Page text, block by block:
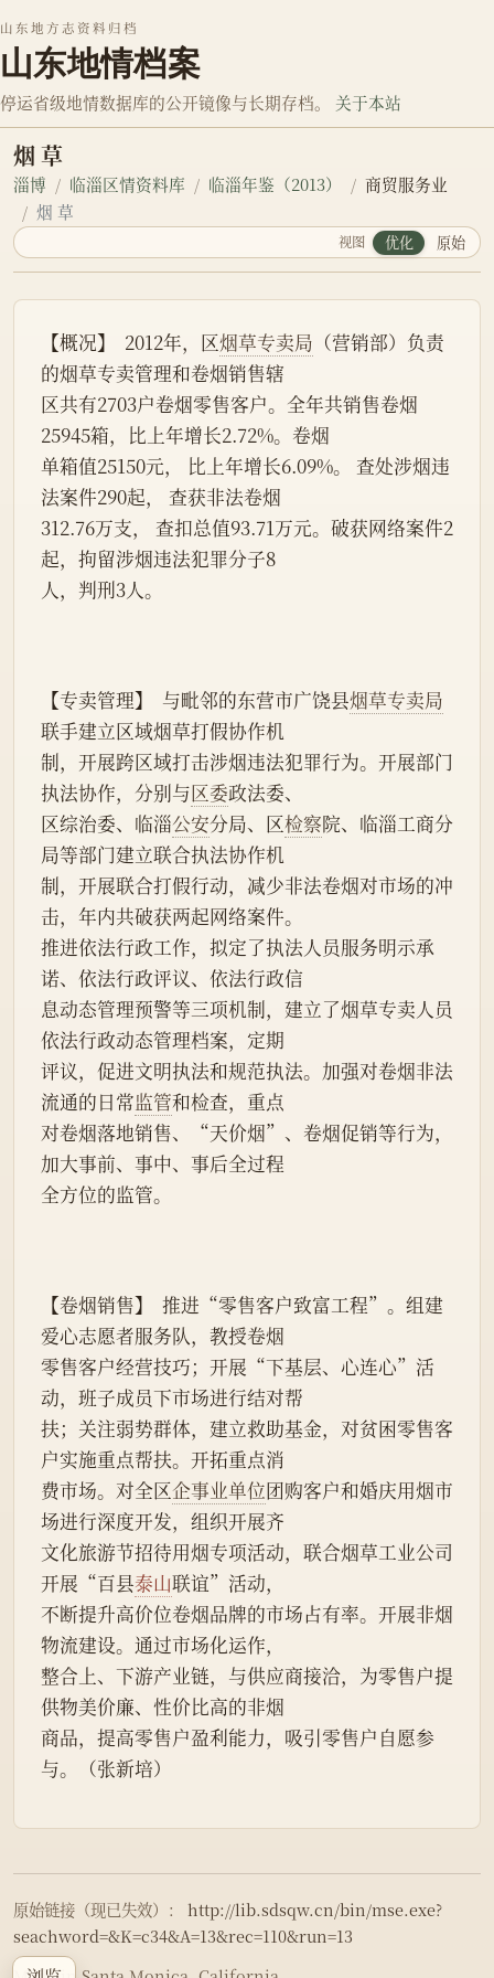
山东地方志资料归档
山东地情档案
停运省级地情数据库的公开镜像与长期存档。 关于本站
烟 草
淄博 临淄区情资料库 临淄年鉴（2013）
商贸服务业
烟 草
视图 优化 原始
【概况】  2012年，区烟草专卖局 （营销部）负责
的烟草专卖管理和卷烟销售辖
区共有2703户卷烟零售客户。全年共销售卷烟
25945箱，比上年增长2.72%。卷烟
单箱值25150元， 比上年增长6.09%。 查处涉烟违
法案件290起， 查获非法卷烟
312.76万支， 查扣总值93.71万元。破获网络案件2
起，拘留涉烟违法犯罪分子8
人，判刑3人。
【专卖管理】  与毗邻的东营市广饶县烟草专卖局
联手建立区域烟草打假协作机
制，开展跨区域打击涉烟违法犯罪行为。开展部门
执法协作，分别与区委政法委、
区综治委、临淄公安分局、区检察院、临淄工商分
局等部门建立联合执法协作机
制，开展联合打假行动，减少非法卷烟对市场的冲
击，年内共破获两起网络案件。
推进依法行政工作，拟定了执法人员服务明示承
诺、依法行政评议、依法行政信
息动态管理预警等三项机制，建立了烟草专卖人员
依法行政动态管理档案，定期
评议，促进文明执法和规范执法。加强对卷烟非法
流通的日常监管和检查，重点
对卷烟落地销售、“天价烟”、卷烟促销等行为，
加大事前、事中、事后全过程
全方位的监管。
【卷烟销售】  推进“零售客户致富工程”。组建
爱心志愿者服务队，教授卷烟
零售客户经营技巧；开展“下基层、心连心”活
动，班子成员下市场进行结对帮
扶；关注弱势群体，建立救助基金，对贫困零售客
户实施重点帮扶。开拓重点消
费市场。对全区企事业单位团购客户和婚庆用烟市
场进行深度开发，组织开展齐
文化旅游节招待用烟专项活动，联合烟草工业公司
开展“百县泰山联谊”活动，
不断提升高价位卷烟品牌的市场占有率。开展非烟
物流建设。通过市场化运作，
整合上、下游产业链，与供应商接洽，为零售户提
供物美价廉、性价比高的非烟
商品，提高零售户盈利能力，吸引零售户自愿参
与。（张新培）
原始链接（现已失效）：
http://lib.sdsqw.cn/bin/mse.exe?
seachword=&K=c34&A=13&rec=110&run=13